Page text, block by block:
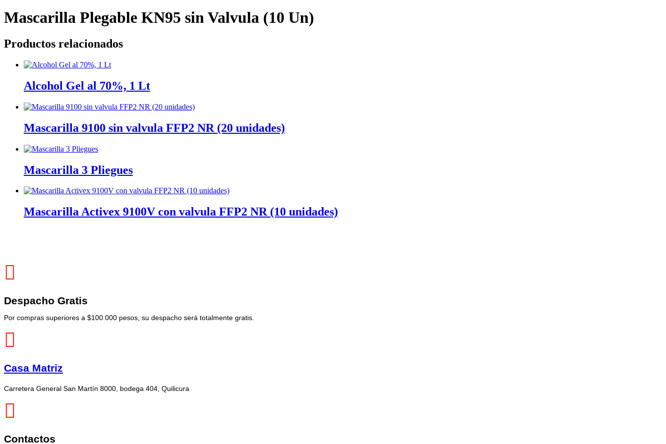
Mascarilla Plegable KN95 sin Valvula (10 Un)
Productos relacionados
Alcohol Gel al 70%, 1 Lt
Mascarilla 9100 sin valvula FFP2 NR (20 unidades)
Mascarilla 3 Pliegues
Mascarilla Activex 9100V con valvula FFP2 NR (10 unidades)
Despacho Gratis
Por compras superiores a $100.000 pesos, su despacho será totalmente gratis.
Casa Matriz
Carretera General San Martín 8000, bodega 404, Quilicura
Contactos